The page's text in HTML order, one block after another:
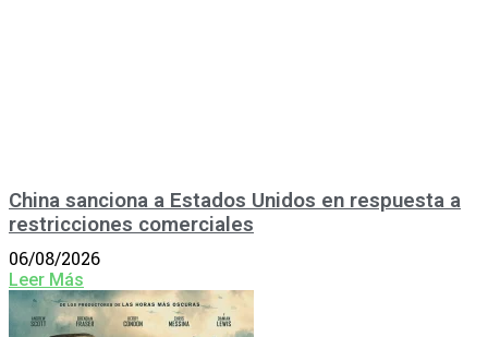
China sanciona a Estados Unidos en respuesta a
restricciones comerciales
06/08/2026
Leer Más